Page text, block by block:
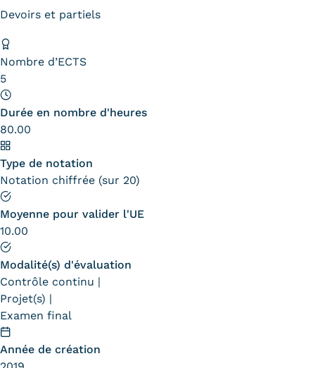
Infos élèves
Modalités de financement
Former ses salariés
Être enseignant au Cnam
Infos partenaires
Devoirs et partiels
Nombre d’ECTS
5
Durée en nombre d'heures
80.00
Type de notation
Notation chiffrée (sur 20)
Moyenne pour valider l'UE
10.00
Modalité(s) d'évaluation
Contrôle continu
Projet(s)
Examen final
Année de création